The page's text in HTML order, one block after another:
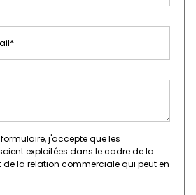
j'accepte que les
exploitées dans le cadre de la
la relation commerciale qui peut en